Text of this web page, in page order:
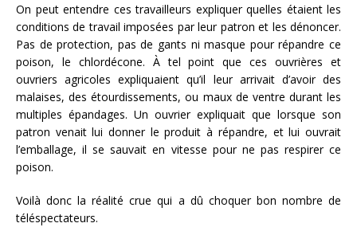
On peut entendre ces travailleurs expliquer quelles étaient les
conditions de travail imposées par leur patron et les dénoncer.
Pas de protection, pas de gants ni masque pour répandre ce
poison, le chlordécone. À tel point que ces ouvrières et
ouvriers agricoles expliquaient qu’il leur arrivait d’avoir des
malaises, des étourdissements, ou maux de ventre durant les
multiples épandages. Un ouvrier expliquait que lorsque son
patron venait lui donner le produit à répandre, et lui ouvrait
l’emballage, il se sauvait en vitesse pour ne pas respirer ce
poison.
Voilà donc la réalité crue qui a dû choquer bon nombre de
téléspectateurs.